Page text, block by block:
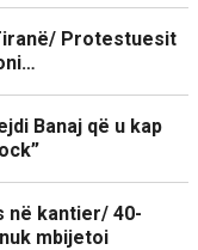
Protestuesit
Banaj që u kap
në kantier/ 40-
mbijetoi